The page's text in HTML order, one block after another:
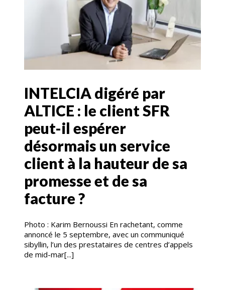
INTELCIA digéré par
ALTICE : le client SFR
peut-il espérer
désormais un service
client à la hauteur de sa
promesse et de sa
facture ?
Photo : Karim Bernoussi En rachetant, comme
annoncé le 5 septembre, avec un communiqué
sibyllin, l’un des prestataires de centres d’appels
de mid-mar[...]